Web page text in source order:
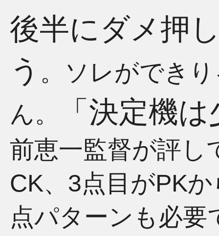
後半にダメ押
う 。ソレができ
ん。
「決定機
前恵一監督が評し
CK、3点目がPK
点パターンも必